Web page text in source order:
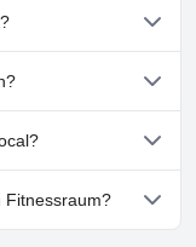
vorhanden.
local vorhanden.
Fitnessraum?